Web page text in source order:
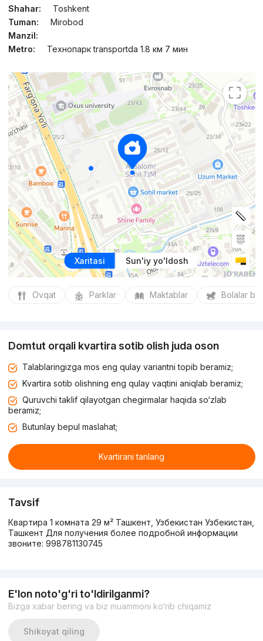
Shahar:
Toshkent
Tuman:
Mirobod
Manzil:
Metro:
Технопарк transportda 1.8 км 7 мин
Xaritasi Sun'iy yo'ldosh
Ovqat Parklar Maktablar Bolalar
Domtut orqali kvartira sotib olish juda oson
Talablaringizga mos eng qulay variantni topib beramiz;
Kvartira sotib olishning eng qulay vaqtini aniqlab beramiz;
Quruvchi taklif qilayotgan chegirmalar haqida so‘zlab
beramiz;
Butunlay bepul maslahat;
Kvartirani tanlang
Tavsif
Квартира 1 комната 29 м² Ташкент, Узбекистан Узбекистан,
Ташкент Для получения более подробной информации
звоните: 998781130745
E'lon noto'g'ri to'ldirilganmi?
Bizga xabar bering va biz muammoni ko‘rib chiqamiz
Shikoyat qiling